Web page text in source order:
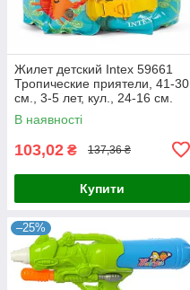
Жилет детский Intex 59661
Тропические приятели, 41-30
см., 3-5 лет, кул., 24-16 см.
В наявності
103,02 ₴ 137,36 ₴
Купити
–25%